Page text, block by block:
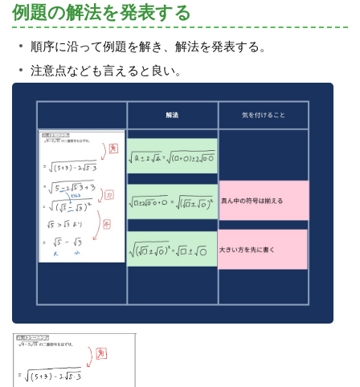
例題の解法を発表する
順序に沿って例題を解き、解法を発表する。
注意点なども言えると良い。